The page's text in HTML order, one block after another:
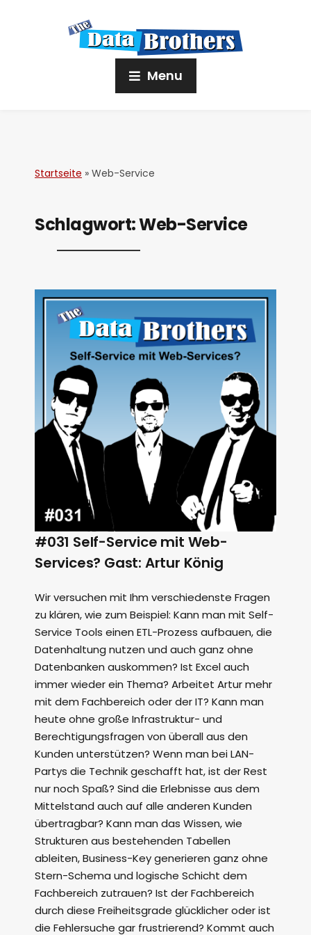
Menu
Startseite » Web-Service
Schlagwort:Web-Service
#031 Self-Service mit Web-
Services? Gast: Artur König
Wir versuchen mit Ihm verschiedenste Fragen
zu klären, wie zum Beispiel: Kann man mit Self-
Service Tools einen ETL-Prozess aufbauen, die
Datenhaltung nutzen und auch ganz ohne
Datenbanken auskommen? Ist Excel auch
immer wieder ein Thema? Arbeitet Artur mehr
mit dem Fachbereich oder der IT? Kann man
heute ohne große Infrastruktur- und
Berechtigungsfragen von überall aus den
Kunden unterstützen? Wenn man bei LAN-
Partys die Technik geschafft hat, ist der Rest
nur noch Spaß? Sind die Erlebnisse aus dem
Mittelstand auch auf alle anderen Kunden
übertragbar? Kann man das Wissen, wie
Strukturen aus bestehenden Tabellen
ableiten, Business-Key generieren ganz ohne
Stern-Schema und logische Schicht dem
Fachbereich zutrauen? Ist der Fachbereich
durch diese Freiheitsgrade glücklicher oder ist
die Fehlersuche gar frustrierend? Kommt auch